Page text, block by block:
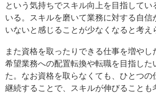
という気持ちでスキル向上を目指してい
いる。スキルを磨いて業務に対する自信
いないと感じることが少なくなると考え
また資格を取ったりできる仕事を増やし
希望業務への配置転換や転職を目指した
た。なお資格を取らなくても、ひとつの
継続することで、スキルが伸びることも